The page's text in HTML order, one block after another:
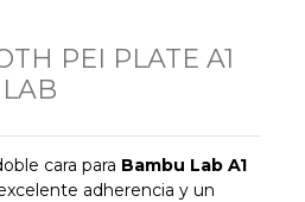
PEI PLATE A1
cara para Bambu Lab A1
adherencia y un